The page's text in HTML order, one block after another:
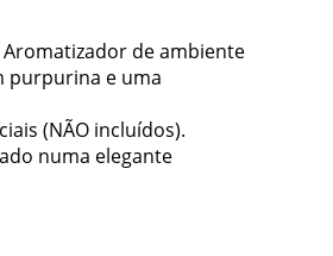
de ambiente
purpurina e uma
(NÃO incluídos).
numa elegante